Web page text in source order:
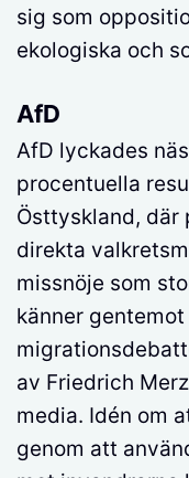
sig som
ekologiska och
AfD
AfD lyckades
procentuella
Östtyskland, där
direkta
missnöje som
känner
av Friedrich
media. Idén om
genom att